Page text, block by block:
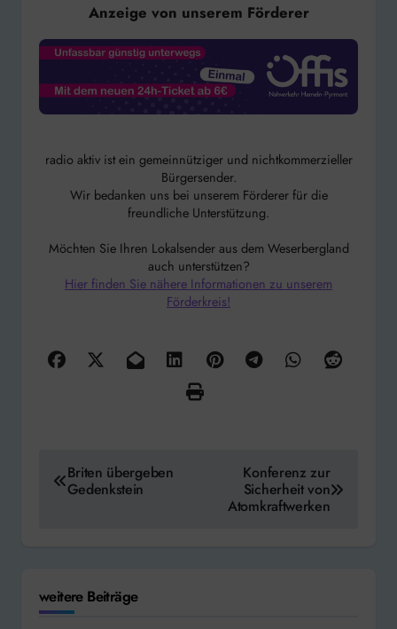
Anzeige von unserem Förderer
radio aktiv ist ein gemeinnütziger und nichtkommerzieller
Bürgersender.
Wir bedanken uns bei unserem Förderer für die
freundliche Unterstützung.
Möchten Sie Ihren Lokalsender aus dem Weserbergland
auch unterstützen?
Hier finden Sie nähere Informationen zu unserem
Förderkreis!
Beitragsnavigation
Briten übergeben
Gedenkstein
Konferenz zur
Sicherheit von
Atomkraftwerken
weitere Beiträge